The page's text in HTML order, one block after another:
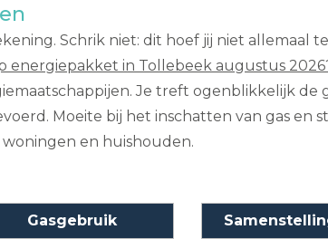
Schrik niet: dit hoef jij niet allemaal
energiepakket in Tollebeek augustus
Je treft ogenblikkelijk de
Moeite bij het inschatten van gas en
en huishouden.
Gasgebruik